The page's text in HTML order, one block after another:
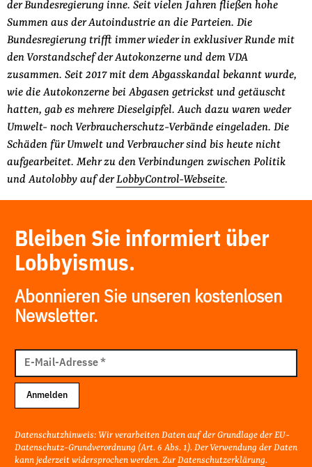
der Bundesregierung inne. Seit vielen Jahren fließen hohe
Summen aus der Autoindustrie an die Parteien. Die
Bundesregierung trifft immer wieder in exklusiver Runde mit
den Vorstandschef der Autokonzerne und dem VDA
zusammen. Seit 2017 mit dem Abgasskandal bekannt wurde,
wie die Autokonzerne bei Abgasen getrickst und getäuscht
hatten, gab es mehrere Dieselgipfel. Auch dazu waren weder
Umwelt- noch Verbraucherschutz-Verbände eingeladen. Die
Schäden für Umwelt und Verbraucher sind bis heute nicht
aufgearbeitet. Mehr zu den Verbindungen zwischen Politik
und Autolobby auf derLobbyControl-Webseite.
Bleiben Sie informiert über
Lobbyismus.
Abonnieren Sie unseren kostenlosen
Newsletter.
Mail
Adresse
E-Mail-Adresse*
Anmelden
Datenschutzhinweis: Wir verarbeiten Daten auf der Grundlage der EU-
Datenschutz-Grundverordnung (Art. 6 Abs. 1). Der Verwendung der Daten
kann jederzeit widersprochen werden. Zur Datenschutzerklärung.